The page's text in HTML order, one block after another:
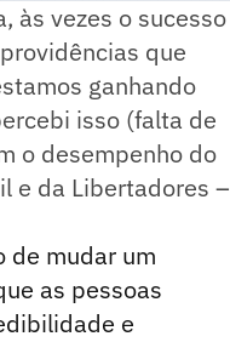
às vezes o sucesso
que
ganhando
isso (falta de
o desempenho do
e da Libertadores –
de mudar um
as pessoas
e